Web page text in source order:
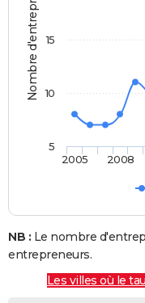
Nombre d'entreprises
2005 2008
5
10
15
NB : Le nombre
entrepreneurs.
Les villes où le